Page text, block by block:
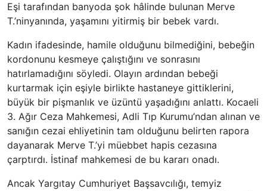
Eşi tarafından banyoda şok hâlinde bulunan Merve
T.’ninyanında, yaşamını yitirmiş bir bebek vardı.
Kadın ifadesinde, hamile olduğunu bilmediğini, bebeğin
kordonunu kesmeye çalıştığını ve sonrasını
hatırlamadığını söyledi. Olayın ardından bebeği
kurtarmak için eşiyle birlikte hastaneye gittiklerini,
büyük bir pişmanlık ve üzüntü yaşadığını anlattı. Kocaeli
3. Ağır Ceza Mahkemesi, Adli Tıp Kurumu’ndan alınan ve
sanığın cezai ehliyetinin tam olduğunu belirten rapora
dayanarak Merve T.’yi müebbet hapis cezasına
çarptırdı. İstinaf mahkemesi de bu kararı onadı.
Ancak Yargıtay Cumhuriyet Başsavcılığı, temyiz